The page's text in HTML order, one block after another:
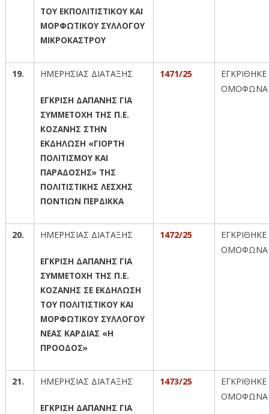
ΤΟΥ ΕΚΠΟΛΙΤΙΣΤΙΚΟΥ ΚΑΙ
ΜΟΡΦΩΤΙΚΟΥ ΣΥΛΛΟΓΟΥ
ΜΙΚΡΟΚΑΣΤΡΟΥ
19. ΗΜΕΡΗΣΙΑΣ ΔΙΑΤΑΞΗΣ
ΕΓΚΡΙΣΗ ΔΑΠΑΝΗΣ ΓΙΑ
ΣΥΜΜΕΤΟΧΗ ΤΗΣ Π.Ε.
ΚΟΖΑΝΗΣ ΣΤΗΝ
ΕΚΔΗΛΩΣΗ «ΓΙΟΡΤΗ
ΠΟΛΙΤΙΣΜΟΥ ΚΑΙ
ΠΑΡΑΔΟΣΗΣ» ΤΗΣ
ΠΟΛΙΤΙΣΤΙΚΗΣ ΛΕΣΧΗΣ
ΠΟΝΤΙΩΝ ΠΕΡΔΙΚΚΑ
1471/25
ΕΓΚΡΙΘΗΚΕ
ΟΜΟΦΩΝΑ
20. ΗΜΕΡΗΣΙΑΣ ΔΙΑΤΑΞΗΣ
ΕΓΚΡΙΣΗ ΔΑΠΑΝΗΣ ΓΙΑ
ΣΥΜΜΕΤΟΧΗ ΤΗΣ Π.Ε.
ΚΟΖΑΝΗΣ ΣΕ ΕΚΔΗΛΩΣΗ
ΤΟΥ ΠΟΛΙΤΙΣΤΙΚΟΥ ΚΑΙ
ΜΟΡΦΩΤΙΚΟΥ ΣΥΛΛΟΓΟΥ
ΝΕΑΣ ΚΑΡΔΙΑΣ «Η
ΠΡΟΟΔΟΣ»
1472/25
ΕΓΚΡΙΘΗΚΕ
ΟΜΟΦΩΝΑ
21. ΗΜΕΡΗΣΙΑΣ ΔΙΑΤΑΞΗΣ
ΕΓΚΡΙΣΗ ΔΑΠΑΝΗΣ ΓΙΑ
1473/25
ΕΓΚΡΙΘΗΚΕ
ΟΜΟΦΩΝΑ